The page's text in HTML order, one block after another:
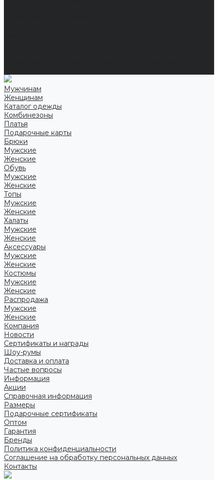
Мужчинам
Женщинам
Каталог одежды
Комбинезоны
Платья
Подарочные карты
Брюки
Мужские
Женские
Обувь
Мужские
Женские
Топы
Мужские
Женские
Халаты
Мужские
Женские
Аксессуары
Мужские
Женские
Костюмы
Мужские
Женские
Распродажа
Мужские
Женские
Компания
Новости
Сертификаты и награды
Шоу-румы
Доставка и оплата
Частые вопросы
Информация
Акции
Справочная информация
Размеры
Подарочные сертификаты
Оптом
Гарантия
Бренды
Политика конфиденциальности
Соглашение на обработку персональных данных
Контакты